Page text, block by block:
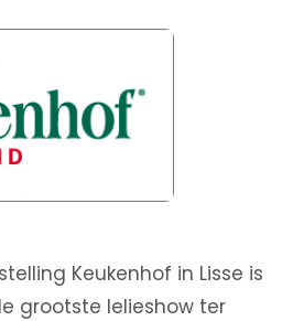
Keukenhof in Lisse is
grootste lelieshow ter